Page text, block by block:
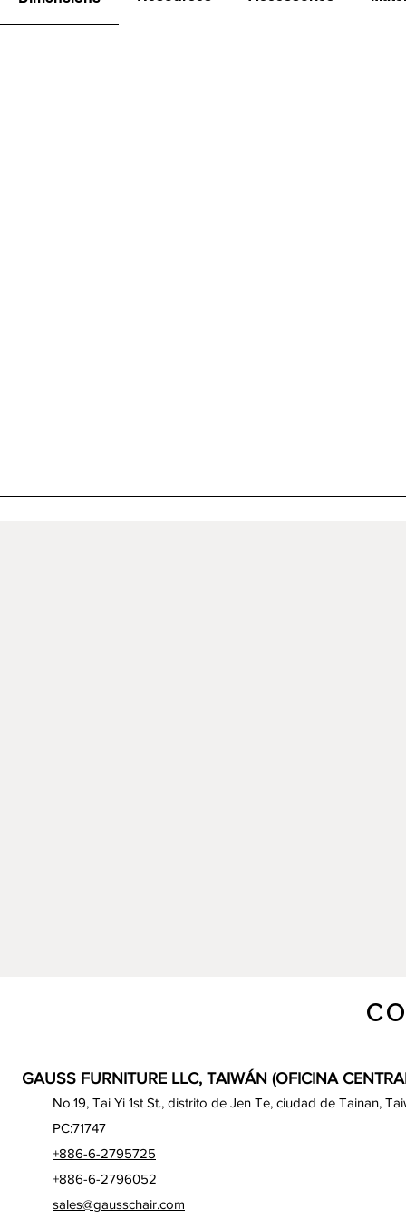
GAUSS FURNITURE LLC, TAIWÁN (OFICINA
No.19, Tai Yi 1st St., distrito de Jen Te, ciudad de Tainan,
PC:71747
+886-6-2795725
+886-6-2796052
sales@gausschair.com